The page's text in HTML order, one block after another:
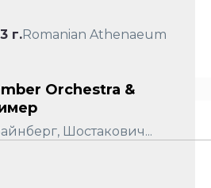
г.Romanian Athenaeum
Orchestra &
Шостакович...